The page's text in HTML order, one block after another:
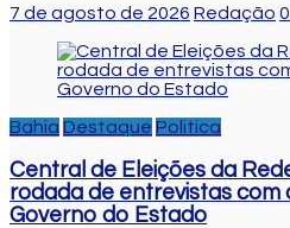
7 de agosto de 2026 Redação 0
Bahia Destaque Politica
Central de Eleições da
rodada de entrevistas com
Governo do Estado